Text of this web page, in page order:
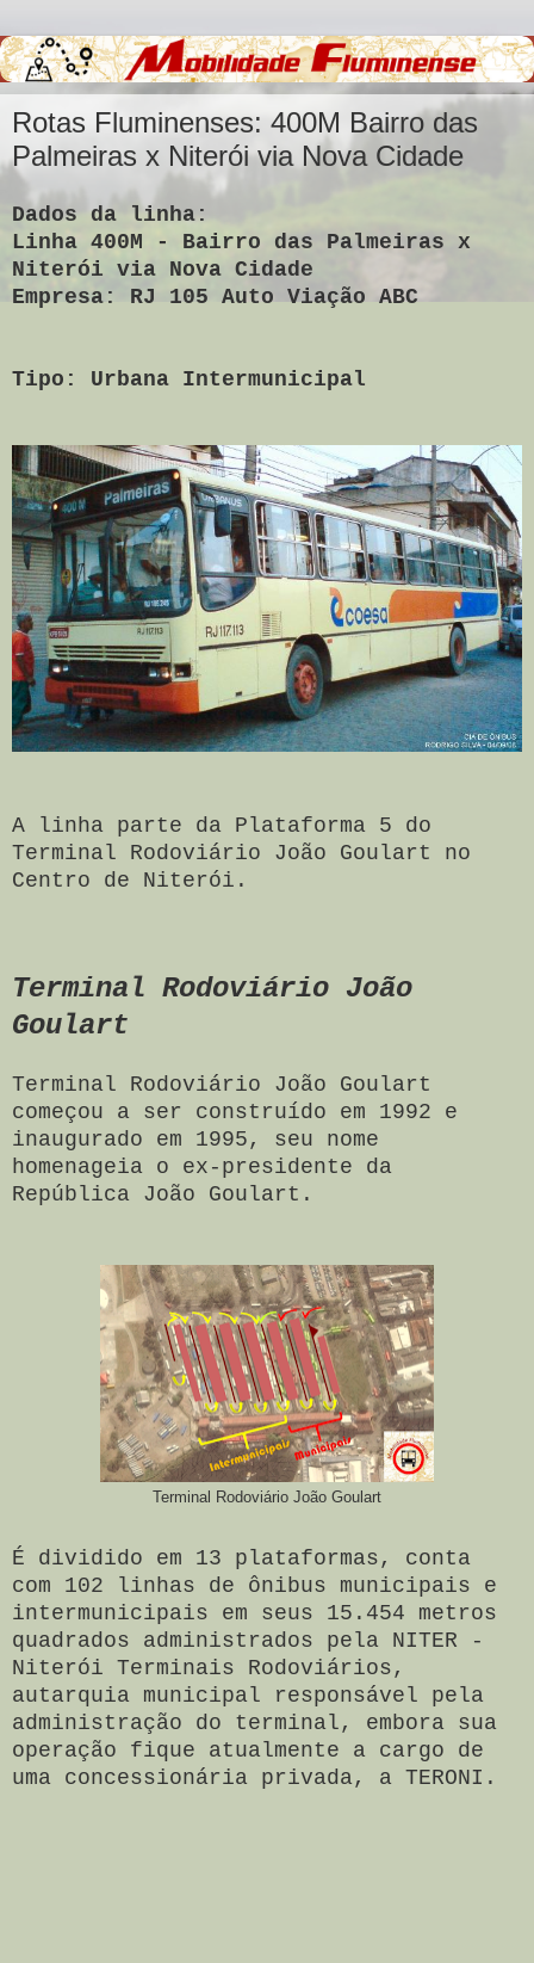
Rotas Fluminenses: 400M Bairro das
Palmeiras x Niterói via Nova Cidade
Dados da linha:
Linha 400M - Bairro das Palmeiras x
Niterói via Nova Cidade
Empresa: RJ 105 Auto Viação ABC
Tipo: Urbana Intermunicipal
A linha parte da Plataforma 5 do
Terminal Rodoviário João Goulart no
Centro de Niterói.
Terminal Rodoviário João
Goulart
Terminal Rodoviário João Goulart
começou a ser construído em 1992 e
inaugurado em 1995, seu nome
homenageia o ex-presidente da
República João Goulart.
Terminal Rodoviário João Goulart
É dividido em 13 plataformas, conta
com 102 linhas de ônibus municipais e
intermunicipais em seus 15.454 metros
quadrados administrados pela NITER -
Niterói Terminais Rodoviários,
autarquia municipal responsável pela
administração do terminal, embora sua
operação fique atualmente a cargo de
uma concessionária privada, a TERONI.